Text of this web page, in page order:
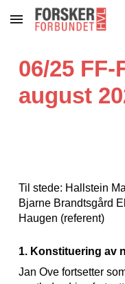
Skip to main content
06/25 FF-
august
Til stede: Hallstein
Bjarne Brandtsgård
Haugen (referent)
1. Konstituering av
Jan Ove fortsetter